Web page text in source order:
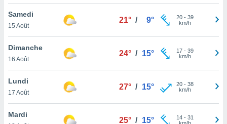
ainsi
un
la
du
en
Samedi
15 Août
21° / 9° 20- 39
km/h
Dimanche
16 Août
24° / 15° 17- 39
km/h
Lundi
17 Août
27° / 15° 20- 38
km/h
Mardi
25° / 15° 14- 31
km/h